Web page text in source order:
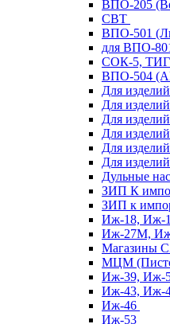
ВПО-205
СВТ
ВПО-501
для ВПО-
СОК-5,
ВПО-504
Для
Для
Для
Для
Для
Для
Дульные
ЗИП К
ЗИП к
Иж-18,
Иж-27М,
Магазины
МЦМ
Иж-39, Иж-
Иж-43, Иж-
Иж-46
Иж-53